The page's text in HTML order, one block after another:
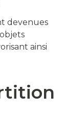
devenues
ainsi